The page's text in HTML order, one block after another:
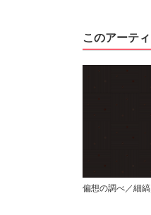
このアーテ
偏想の調べ